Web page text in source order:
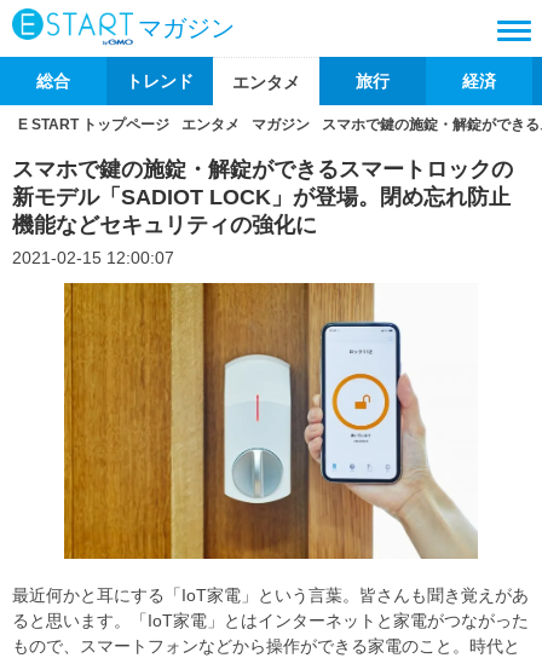
マガジン
総合 トレンド エンタメ 旅行 経済
E START トップページ エンタメ マガジン スマホで鍵の施錠・解錠ができ
スマホで鍵の施錠・解錠ができるスマートロックの
新モデル「SADIOT LOCK」が登場。閉め忘れ防止
機能などセキュリティの強化に
2021-02-15 12:00:07
最近何かと耳にする「IoT家電」という言葉。皆さんも聞き覚えがあ
ると思います。「IoT家電」とはインターネットと家電がつながった
もので、スマートフォンなどから操作ができる家電のこと。時代と